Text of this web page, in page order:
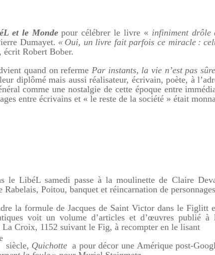
et le Mondepour célébrer le livre « infiniment drôle
Dumayet. « Oui, un livre fait parfois ce miracle :
écrit Robert Bober.
quand on referme Par instants, la vie n’est pas
diplômé mais aussi réalisateur, écrivain, poète, à
comme une nostalgie de cette époque entre
entre écrivains et « le reste de la société » était
le LibéL samedi passe à la moulinette de Claire
Rabelais, Poitou, banquet et réincarnation de
la formule de Jacques de Saint Victor dans le Figlitt
voit un volume d’articles et d’œuvres publié à
La Croix, 1152 suivant le Fig, à recompter en le lisant
siècle, Quichotte a pour décor une Amérique post-